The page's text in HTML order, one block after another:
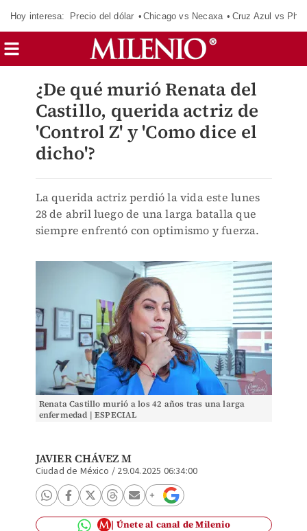
Hoy interesa: Precio del dólar Chicago vs Necaxa Cruz Azul vs
¿De qué murió Renata del
Castillo, querida actriz de
'Control Z' y 'Como dice el
dicho'?
La querida actriz perdió la vida este lunes
28 de abril luego de una larga batalla que
siempre enfrentó con optimismo y fuerza.
Renata Castillo murió a los 42 años tras una larga
enfermedad | ESPECIAL
JAVIER CHÁVEZ M
Ciudad de México / 29.04.2025 06:34:00
Únete al canal de Milenio